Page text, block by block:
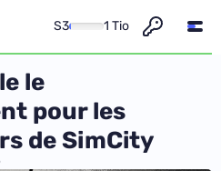
S3 1 Tio
le
pour les
de SimCity